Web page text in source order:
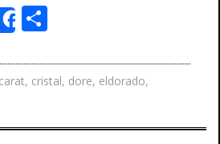
Share
ta
g
er
, cristal, dore, eldorado,